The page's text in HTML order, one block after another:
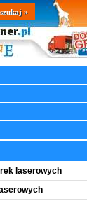
laserowych